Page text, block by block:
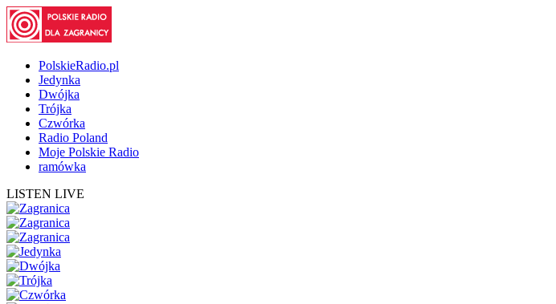
PolskieRadio.pl
Jedynka
Dwójka
Trójka
Czwórka
Radio Poland
Moje Polskie Radio
ramówka
LISTEN LIVE